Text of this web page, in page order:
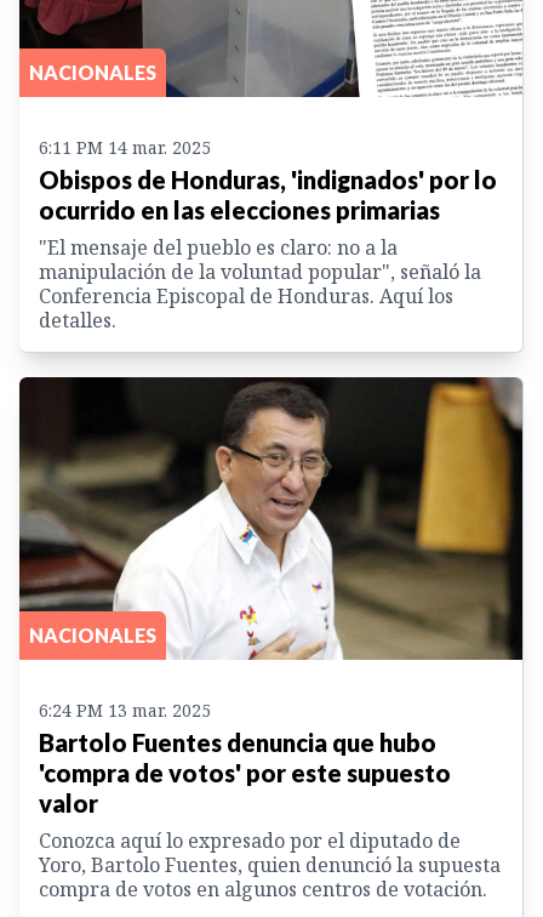
NACIONALES
6:11 PM 14 mar. 2025
Obispos de Honduras, 'indignados' por lo
ocurrido en las elecciones primarias
"El mensaje del pueblo es claro: no a la
manipulación de la voluntad popular", señaló la
Conferencia Episcopal de Honduras. Aquí los
detalles.
NACIONALES
6:24 PM 13 mar. 2025
Bartolo Fuentes denuncia que hubo
'compra de votos' por este supuesto
valor
Conozca aquí lo expresado por el diputado de
Yoro, Bartolo Fuentes, quien denunció la supuesta
compra de votos en algunos centros de votación.